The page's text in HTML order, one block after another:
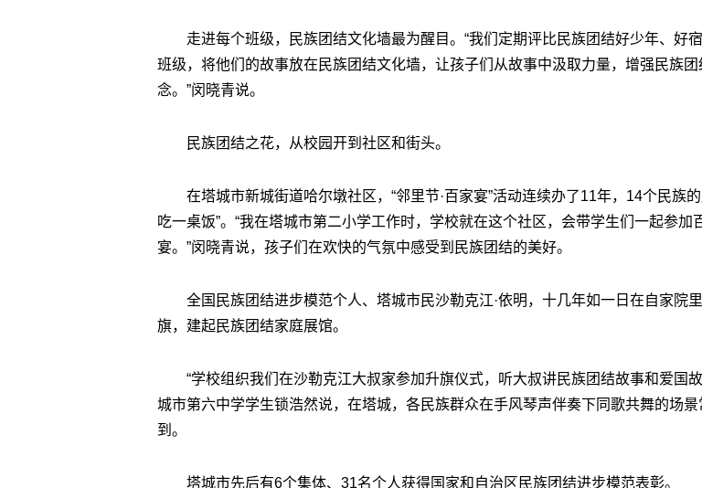
走进每个班级，民族团结文化墙最为醒目。“我们定期评比民族团结好少年、好
班级，将他们的故事放在民族团结文化墙，让孩子们从故事中汲取力量，增强民族团
念。”闵晓青说。
民族团结之花，从校园开到社区和街头。
在塔城市新城街道哈尔墩社区，“邻里节·百家宴”活动连续办了11年，14个民族
吃一桌饭”。“我在塔城市第二小学工作时，学校就在这个社区，会带学生们一起参加
宴。”闵晓青说，孩子们在欢快的气氛中感受到民族团结的美好。
全国民族团结进步模范个人、塔城市民沙勒克江·依明，十几年如一日在自家院
旗，建起民族团结家庭展馆。
“学校组织我们在沙勒克江大叔家参加升旗仪式，听大叔讲民族团结故事和爱国
城市第六中学学生锁浩然说，在塔城，各民族群众在手风琴声伴奏下同歌共舞的场景
到。
塔城市先后有6个集体、31名个人获得国家和自治区民族团结进步模范表彰。